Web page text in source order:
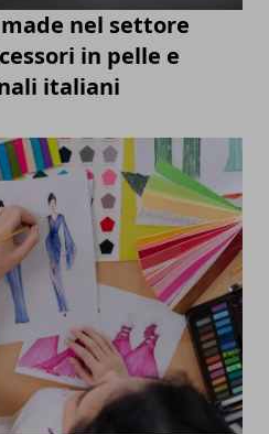
nel settore
in pelle e
italiani